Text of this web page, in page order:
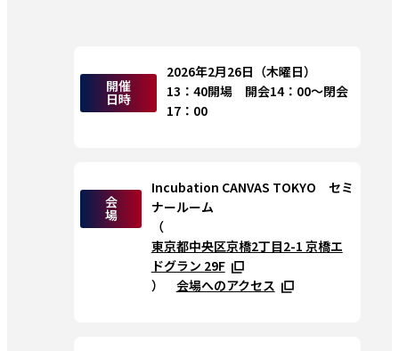
開催
日時
2026年2月26日（木曜日）
13：40開場　開会14：00～閉会
17：00
会
場
Incubation CANVAS TOKYO　セミ
ナールーム
（
東京都中央区京橋2丁目2-1 京橋エ
ドグラン 29F
） 会場へのアクセス